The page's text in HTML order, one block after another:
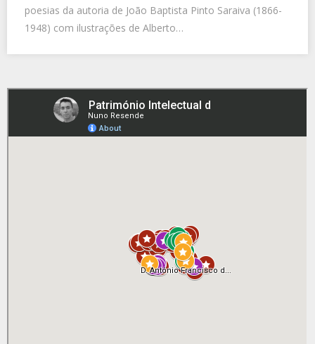
poesias da autoria de João Baptista Pinto Saraiva (1866-
1948) com ilustrações de Alberto…